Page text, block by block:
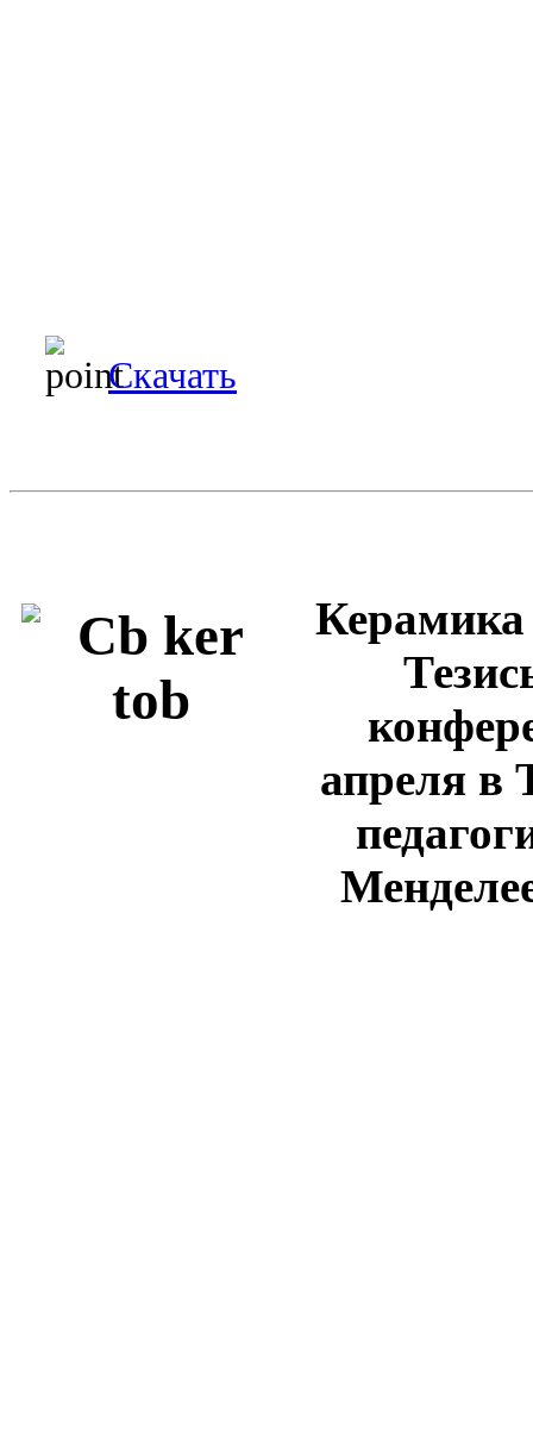
Скачать
Керамика
апреля в